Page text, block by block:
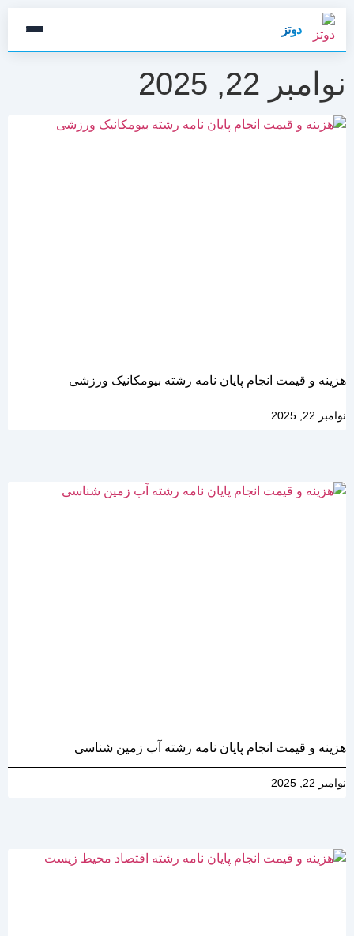
دوتز
نوامبر 22, 2025
هزینه و قیمت انجام پایان نامه رشته بیومکانیک ورزشی
نوامبر 22, 2025
هزینه و قیمت انجام پایان نامه رشته آب زمین شناسی
نوامبر 22, 2025